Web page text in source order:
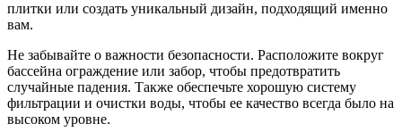
плитки или создать уникальный дизайн, подходящий именно
вам.
Не забывайте о важности безопасности. Расположите вокруг
бассейна ограждение или забор, чтобы предотвратить
случайные падения. Также обеспечьте хорошую систему
фильтрации и очистки воды, чтобы ее качество всегда было на
высоком уровне.